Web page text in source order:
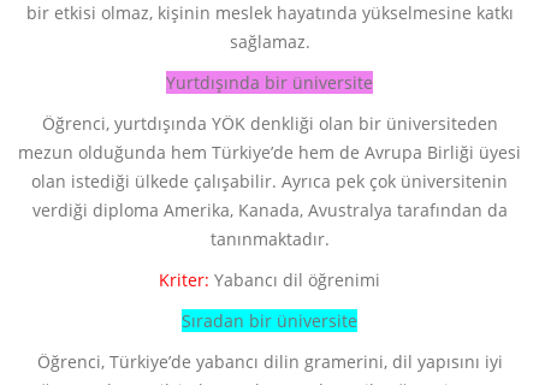
bir etkisi olmaz, kişinin meslek hayatında yükselmesine katkı
sağlamaz.
Yurtdışında bir üniversite
Öğrenci, yurtdışında YÖK denkliği olan bir üniversiteden
mezun olduğunda hem Türkiye’de hem de Avrupa Birliği üyesi
olan istediği ülkede çalışabilir. Ayrıca pek çok üniversitenin
verdiği diploma Amerika, Kanada, Avustralya tarafından da
tanınmaktadır.
Kriter: Yabancı dil öğrenimi
Sıradan bir üniversite
Öğrenci, Türkiye’de yabancı dilin gramerini, dil yapısını iyi